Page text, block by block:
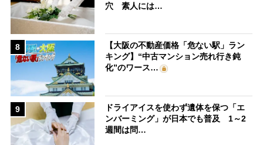
穴 素人には…
8
【大阪の不動産価格「危ない駅」ラン
キング】“中古マンション売れ行き鈍
化”のワース…
9
ドライアイスを使わず遺体を保つ「エ
ンバーミング」が日本でも普及 1～2
週間は問…